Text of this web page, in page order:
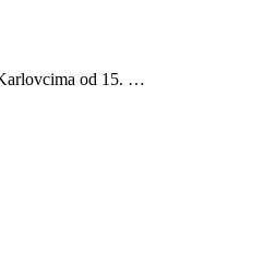
od 15. …